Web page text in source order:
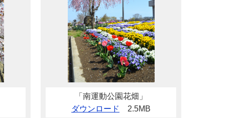
「南運動公園花畑」
ダウンロード
2.5MB